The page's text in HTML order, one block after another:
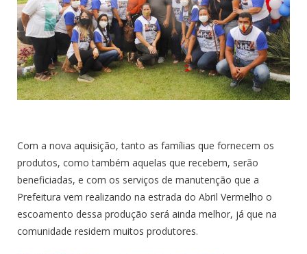
Com a nova aquisição, tanto as famílias que fornecem os
produtos, como também aquelas que recebem, serão
beneficiadas, e com os serviços de manutenção que a
Prefeitura vem realizando na estrada do Abril Vermelho o
escoamento dessa produção será ainda melhor, já que na
comunidade residem muitos produtores.